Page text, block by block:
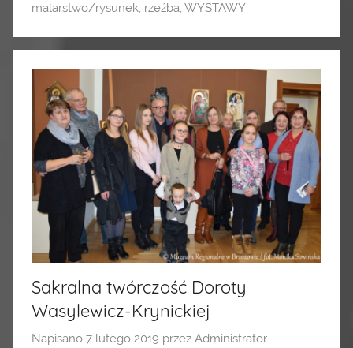
malarstwo/rysunek, rzeźba, WYSTAWY
Sakralna twórczość Doroty
Wasylewicz-Krynickiej
Napisano 7 lutego 2019 przez Administrator